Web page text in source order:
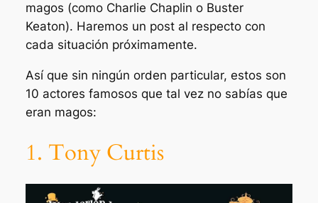
magos (como Charlie Chaplin o Buster
Keaton). Haremos un post al respecto con
cada situación próximamente.
Así que sin ningún orden particular, estos son
10 actores famosos que tal vez no sabías que
eran magos:
1. Tony Curtis